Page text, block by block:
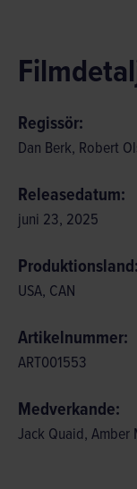
Regissör:
Dan Berk, Robert
Releasedatum:
juni 23, 2025
Produktionsland:
USA, CAN
Artikelnummer:
ART001553
Medverkande:
Jack Quaid, Amber